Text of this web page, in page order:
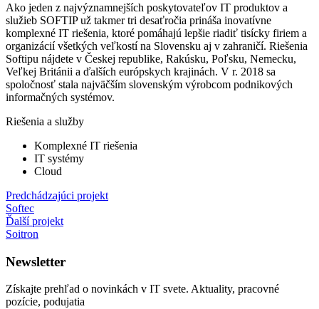
Ako jeden z najvýznamnejších poskytovateľov IT produktov a
služieb SOFTIP už takmer tri desaťročia prináša inovatívne
komplexné IT riešenia, ktoré pomáhajú lepšie riadiť tisícky firiem a
organizácií všetkých veľkostí na Slovensku aj v zahraničí. Riešenia
Softipu nájdete v Českej republike, Rakúsku, Poľsku, Nemecku,
Veľkej Británii a ďalších európskych krajinách. V r. 2018 sa
spoločnosť stala najväčším slovenským výrobcom podnikových
informačných systémov.
Riešenia a služby
Komplexné IT riešenia
IT systémy
Cloud
Predchádzajúci projekt
Softec
Ďalší projekt
Soitron
Newsletter
Získajte prehľad o novinkách v IT svete. Aktuality, pracovné
pozície, podujatia